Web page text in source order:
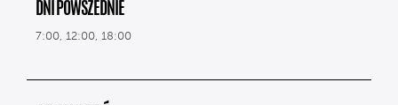
DNI POWSZEDNIE
7:00, 12:00, 18:00